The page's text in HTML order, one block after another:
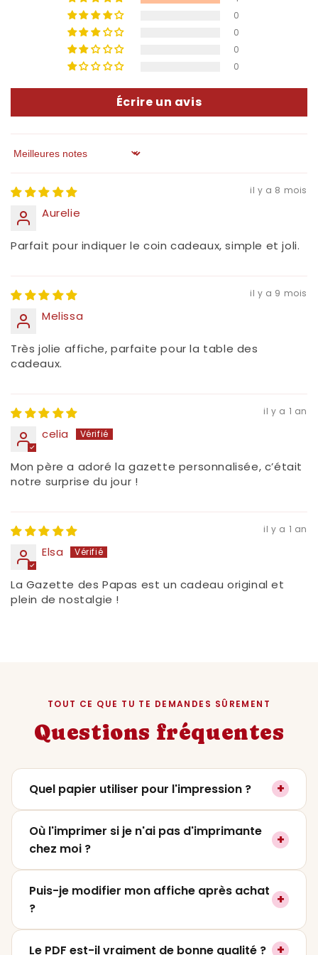
0
0
0
0
Écrire un avis
Sort by
il y a 8 mois
Aurelie
Parfait pour indiquer le coin cadeaux, simple et joli.
il y a 9 mois
Melissa
Très jolie affiche, parfaite pour la table des
cadeaux.
il y a 1 an
celia
Mon père a adoré la gazette personnalisée, c’était
notre surprise du jour !
il y a 1 an
Elsa
La Gazette des Papas est un cadeau original et
plein de nostalgie !
TOUT CE QUE TU TE DEMANDES SÛREMENT
Questions fréquentes
Quel papier utiliser pour l'impression ? +
On recommande un papier mat ou satiné
entre200 et 250g
pour un rendu premium. Le
papier classique 80g qui ne rendra pas
justice aux couleurs.
Où l'imprimer si je n'ai pas d'imprimante
chez moi ?
+
Tu peux l'imprimer dansn'importe quelle
imprimerie
Puis-je modifier mon affiche après achat
?
+
Oui, et c'est gratuit ! Tu peux nous écrire
Le PDF est-il vraiment de bonne qualité ? +